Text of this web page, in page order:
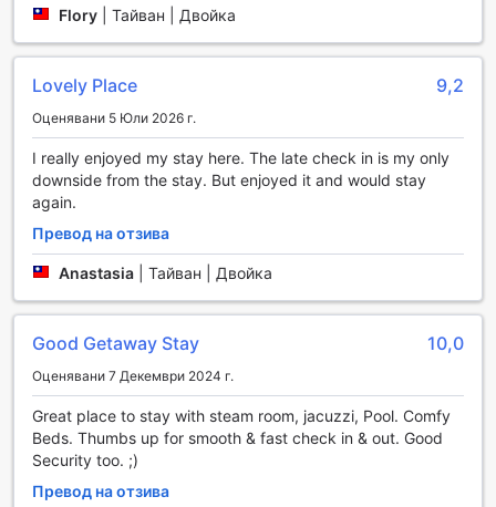
разположение 24/7, за да ги отведат до желаната
паркинг на място, което е идеално за тези, които
пътуват с личен автомобил. С тези транспортни
удобства, H Villa Inn се утвърдил като предпочитано
място за настаняване в Тайнан.
Удобства в стаите на H Villa Inn
H Villa Inn предлага изключителен комфорт и удобства,
които ще направят вашия престой в Тайнан
незабравим. Всяка стая е оборудвана с климатик,
който осигурява приятна температура през цялото
време, независимо от сезона. Насладете се на уютни
вечери с вградени филми и телевизионни канали чрез
сателитна телевизия, което ви позволява да се потопите
Допълнително, всяка стая разполага с балкон или
тераса, където можете да се насладите на свежия
въздух и красивите гледки на околността.
Удобствата не свършват дотук - в стаите ще намерите
хладилник, който е идеален за съхранение на напитки и
закуски. За вашето удобство, предлагаме и безплатна
Flory Тайван | Двойка
Lovely Place 9,2
Оценявани 5 Юли 2026 г.
I really enjoyed my stay here. The late check in is my only
downside from the stay. But enjoyed it and would stay
again.
Превод на отзива
Anastasia Тайван | Двойка
Good Getaway Stay 10,0
Оценявани 7 Декември 2024 г.
Great place to stay with steam room, jacuzzi, Pool. Comfy
Beds. Thumbs up for smooth & fast check in & out. Good
Security too. ;)
Превод на отзива